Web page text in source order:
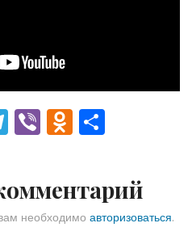
T
el
gr
a
Vi
b
O
d
o
kl
а
в
необходимо авторизоваться.